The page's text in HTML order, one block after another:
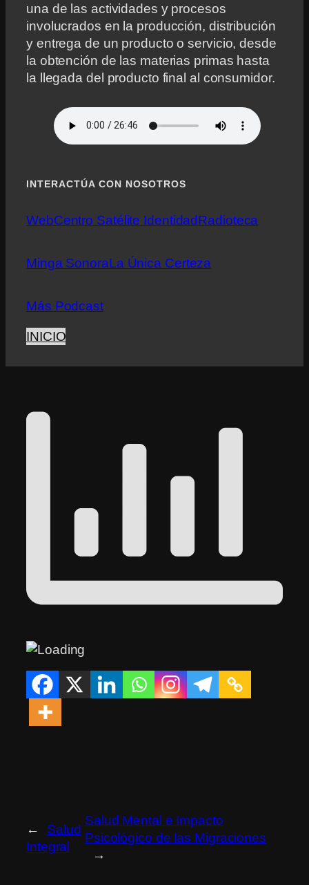
una de las actividades y procesos
involucrados en la producción, distribución
y entrega de un producto o servicio, desde
la obtención de las materias primas hasta
la llegada del producto final al consumidor.
INTERACTÚA CON NOSOTROS
WebCentro Satélite IdentidadRadioteca
Minga SonoraLa Única Certeza
Más Podcast
INICIO
←
Salud
Integral
Salud Mental e Impacto
Psicológico de las Migraciones
→